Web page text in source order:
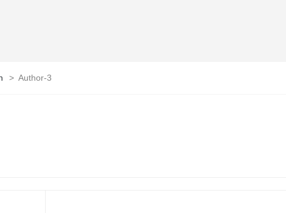
> Author-3